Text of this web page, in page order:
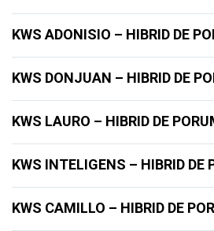
KWS ADONISIO – HIBRID DE
KWS DONJUAN – HIBRID DE
KWS LAURO – HIBRID DE
KWS INTELIGENS – HIBRID DE
KWS CAMILLO – HIBRID DE